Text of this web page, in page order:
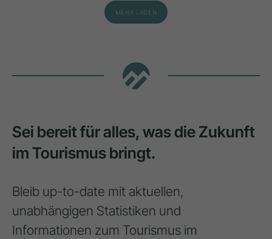
MEHR LADEN
Sei bereit für alles, was die Zukunft
im Tourismus bringt.
Bleib up-to-date mit aktuellen,
unabhängigen Statistiken und
Informationen zum Tourismus im